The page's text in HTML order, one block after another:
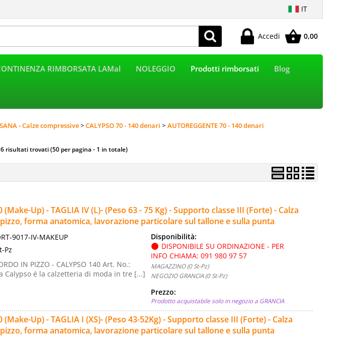
IT
Accedi
E-mail:
0,00
RIMBORSATA LAMal NOLEGGIO Prodotti rimborsati Blog
- Calze compressive CALYPSO 70 - 140 denari
AUTOREGGENTE 70 - 140 denari
6 risultati trovati (50 per pagina - 1 in totale)
(Make-Up) - TAGLIA IV (L)- (Peso 63 - 75 Kg) - Supporto classe III (Forte) - Calza
forma anatomica, lavorazione particolare sul tallone e sulla punta
9017-IV-MAKEUP
Pz
IN PIZZO - CALYPSO 140 Art. No.:
Calypso é la calzetteria di moda in tre [...]
Disponibilità:
DISPONIBILE SU ORDINAZIONE - PER
INFO CHIAMA: 091 980 97 57
MAGAZZINO (0 St-Pz)
NEGOZIO GRANCIA (0 St-Pz)
Prezzo:
Prodotto acquistabile solo in negozio a GRANCIA
(Make-Up) - TAGLIA I (XS)- (Peso 43-52Kg) - Supporto classe III (Forte) - Calza
forma anatomica, lavorazione particolare sul tallone e sulla punta